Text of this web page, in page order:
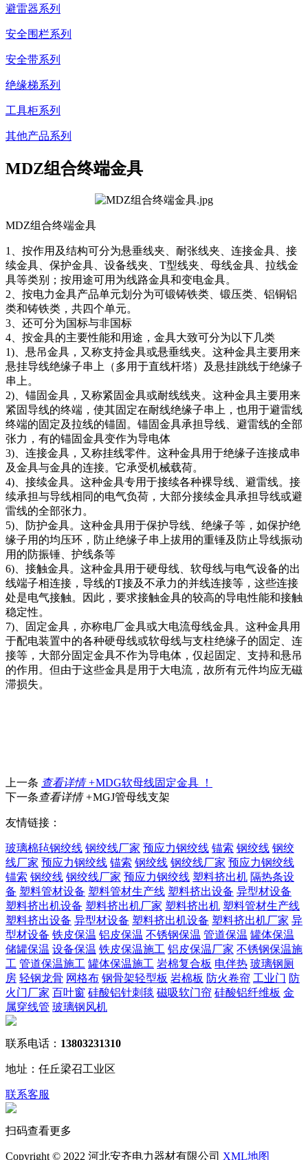
避雷器系列
安全围栏系列
安全带系列
绝缘梯系列
工具柜系列
其他产品系列
MDZ组合终端金具
MDZ组合终端金具
1、按作用及结构可分为悬垂线夹、耐张线夹、连接金具、接
续金具、保护金具、设备线夹、T型线夹、母线金具、拉线金
具等类别；按用途可用为线路金具和变电金具。
2、按电力金具产品单元划分为可锻铸铁类、锻压类、铝铜铝
类和铸铁类，共四个单元。
3、还可分为国标与非国标
4、按金具的主要性能和用途，金具大致可分为以下几类
1)、悬吊金具，又称支持金具或悬垂线夹。这种金具主要用来
悬挂导线绝缘子串上（多用于直线杆塔）及悬挂跳线于绝缘子
串上。
2)、锚固金具，又称紧固金具或耐线线夹。这种金具主要用来
紧固导线的终端，使其固定在耐线绝缘子串上，也用于避雷线
终端的固定及拉线的锚固。锚固金具承担导线、避雷线的全部
张力，有的锚固金具变作为导电体
3)、连接金具，又称挂线零件。这种金具用于绝缘子连接成串
及金具与金具的连接。它承受机械载荷。
4)、接续金具。这种金具专用于接续各种裸导线、避雷线。接
续承担与导线相同的电气负荷，大部分接续金具承担导线或避
雷线的全部张力。
5)、防护金具。这种金具用于保护导线、绝缘子等，如保护绝
缘子用的均压环，防止绝缘子串上拔用的重锤及防止导线振动
用的防振锤、护线条等
6)、接触金具。这种金具用于硬母线、软母线与电气设备的出
线端子相连接，导线的T接及不承力的并线连接等，这些连接
处是电气接触。因此，要求接触金具的较高的导电性能和接触
稳定性。
7)、固定金具，亦称电厂金具或大电流母线金具。这种金具用
于配电装置中的各种硬母线或软母线与支柱绝缘子的固定、连
接等，大部分固定金具不作为导电体，仅起固定、支持和悬吊
的作用。但由于这些金具是用于大电流，故所有元件均应无磁
滞损失。
上一条 查看详情 +MDG软母线固定金具 ！
下一条查看详情 +MGJ管母线支架
友情链接：
玻璃棉毡钢绞线 钢绞线厂家 预应力钢绞线 锚索 钢绞线 钢绞
线厂家 预应力钢绞线 锚索 钢绞线 钢绞线厂家 预应力钢绞线
锚索 钢绞线 钢绞线厂家 预应力钢绞线 塑料挤出机 隔热条设
备 塑料管材设备 塑料管材生产线 塑料挤出设备 异型材设备
塑料挤出机设备 塑料挤出机厂家 塑料挤出机 塑料管材生产线
塑料挤出设备 异型材设备 塑料挤出机设备 塑料挤出机厂家 异
型材设备 铁皮保温 铝皮保温 不锈钢保温 管道保温 罐体保温
储罐保温 设备保温 铁皮保温施工 铝皮保温厂家 不锈钢保温施
工 管道保温施工 罐体保温施工 岩棉复合板 电伴热 玻璃钢厕
房 轻钢龙骨 网格布 钢骨架轻型板 岩棉板 防火卷帘 工业门 防
火门厂家 百叶窗 硅酸铝针刺毯 磁吸软门帘 硅酸铝纤维板 金
属穿线管 玻璃钢风机
联系电话： 13803231310
地址：任丘梁召工业区
联系客服
扫码查看更多
Copyright © 2022 河北安齐电力器材有限公司 XML地图